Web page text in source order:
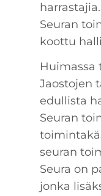
harrastajia.
Seuran
koottu
Huimassa
Jaostojen
edullista
Seuran
seuran
Seura on
jonka